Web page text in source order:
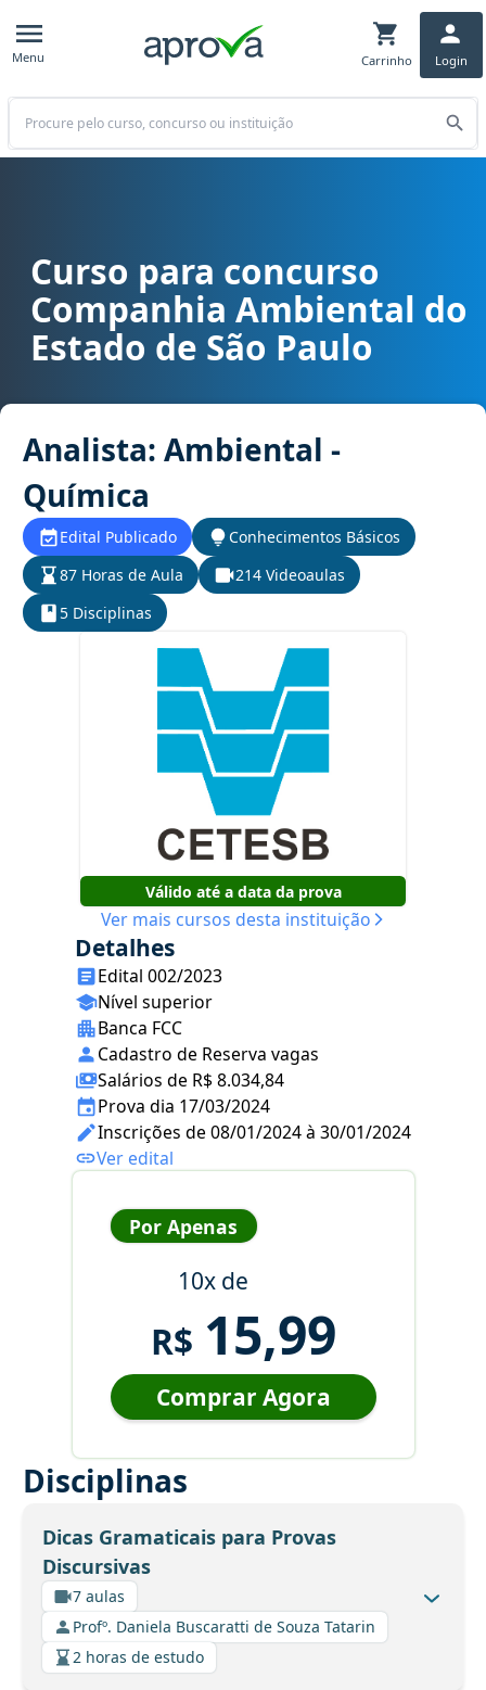
Menu Carrinho Login
Buscar
Curso para concurso CETESB - Companhia Ambiental do Estado
Curso para concurso
Companhia Ambiental do
Estado de São Paulo
Analista: Ambiental -
Química
Edital Publicado
Conhecimentos Básicos
87 Horas de Aula
214 Videoaulas
5 Disciplinas
Válido até a data da prova
Ver mais cursos desta instituição
Detalhes
Edital 002/2023
Nível superior
Banca FCC
Cadastro de Reserva vagas
Salários de R$ 8.034,84
Prova dia 17/03/2024
Inscrições de 08/01/2024 à 30/01/2024
Ver edital
Por Apenas
10x de
R$ 15,99
Comprar Agora
Disciplinas
Dicas Gramaticais para Provas
Discursivas
7 aulas
Profº. Daniela Buscaratti de Souza Tatarin
2 horas de estudo